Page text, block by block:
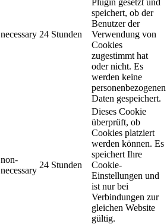
necessary 24 Stunden
speichert, ob der
Benutzer der
Verwendung von
Cookies
zugestimmt hat
oder nicht. Es
werden keine
personenbezogenen
Daten gespeichert.
non-
necessary
24 Stunden
Dieses Cookie
überprüft, ob
Cookies platziert
werden können. Es
speichert Ihre
Cookie-
Einstellungen und
ist nur bei
Verbindungen zur
gleichen Website
gültig.